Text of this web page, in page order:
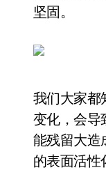
坚固。
我们大家都
变化，会导
能残留大造
的表面活性